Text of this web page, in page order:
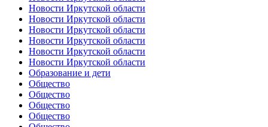
Новости Иркутской области
Новости Иркутской области
Новости Иркутской области
Новости Иркутской области
Новости Иркутской области
Новости Иркутской области
Образование и дети
Общество
Общество
Общество
Общество